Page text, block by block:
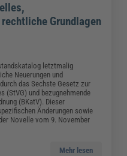
Grundlagen
letztmalig
Neuerungen und
das Sechste Gesetz zur
(StVG) und bezugnehmende
(BKatV). Dieser
Änderungen sowie
Novelle vom 9. November
Mehr lesen